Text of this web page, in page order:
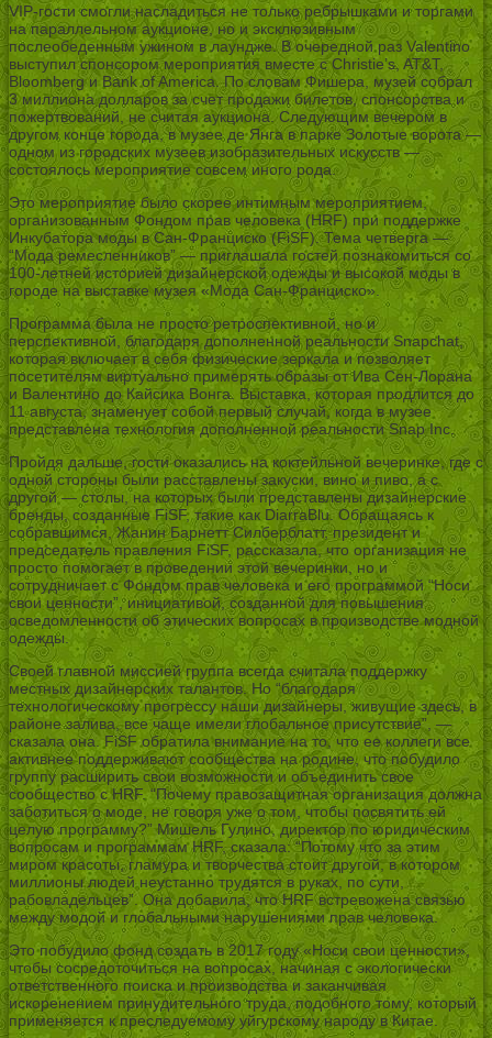
VIP-гости смогли насладиться не только ребрышками и торгами
на параллельном аукционе, но и эксклюзивным
послеобеденным ужином в лаундже. В очередной раз Valentino
выступил спонсором мероприятия вместе с Christie’s, AT&T,
Bloomberg и Bank of America. По словам Фишера, музей собрал
3 миллиона долларов за счет продажи билетов, спонсорства и
пожертвований, не считая аукциона. Следующим вечером в
другом конце города, в музее де Янга в парке Золотые ворота —
одном из городских музеев изобразительных искусств —
состоялось мероприятие совсем иного рода.
Это мероприятие было скорее интимным мероприятием,
организованным Фондом прав человека (HRF) при поддержке
Инкубатора моды в Сан-Франциско (FiSF). Тема четверга —
“Мода ремесленников” — приглашала гостей познакомиться со
100-летней историей дизайнерской одежды и высокой моды в
городе на выставке музея «Мода Сан-Франциско».
Программа была не просто ретроспективной, но и
перспективной, благодаря дополненной реальности Snapchat,
которая включает в себя физические зеркала и позволяет
посетителям виртуально примерять образы от Ива Сен-Лорана
и Валентино до Кайсика Вонга. Выставка, которая продлится до
11 августа, знаменует собой первый случай, когда в музее
представлена технология дополненной реальности Snap Inc.
Пройдя дальше, гости оказались на коктейльной вечеринке, где с
одной стороны были расставлены закуски, вино и пиво, а с
другой — столы, на которых были представлены дизайнерские
бренды, созданные FiSF, такие как DiarraBlu. Обращаясь к
собравшимся, Жанин Барнетт Силберблатт, президент и
председатель правления FiSF, рассказала, что организация не
просто помогает в проведении этой вечеринки, но и
сотрудничает с Фондом прав человека и его программой “Носи
свои ценности”, инициативой, созданной для повышения
осведомленности об этических вопросах в производстве модной
одежды.
Своей главной миссией группа всегда считала поддержку
местных дизайнерских талантов. Но “благодаря
технологическому прогрессу наши дизайнеры, живущие здесь, в
районе залива, все чаще имели глобальное присутствие”, —
сказала она. FiSF обратила внимание на то, что ее коллеги все
активнее поддерживают сообщества на родине, что побудило
группу расширить свои возможности и объединить свое
сообщество с HRF. “Почему правозащитная организация должна
заботиться о моде, не говоря уже о том, чтобы посвятить ей
целую программу?” Мишель Гулино, директор по юридическим
вопросам и программам HRF, сказала: “Потому что за этим
миром красоты, гламура и творчества стоит другой, в котором
миллионы людей неустанно трудятся в руках, по сути,
рабовладельцев”. Она добавила, что HRF встревожена связью
между модой и глобальными нарушениями прав человека.
Это побудило фонд создать в 2017 году «Носи свои ценности»,
чтобы сосредоточиться на вопросах, начиная с экологически
ответственного поиска и производства и заканчивая
искоренением принудительного труда, подобного тому, который
применяется к преследуемому уйгурскому народу в Китае.